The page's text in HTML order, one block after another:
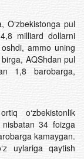
O‘zbekistonga pul
milliard dollarni
ammo uning
AQShdan pul
1,8 barobarga,
o‘zbekistonlik
34 foizga
kamaygan.
uylariga qaytish